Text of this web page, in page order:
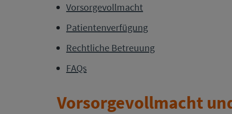
Vorsorgevollmacht
Patientenverfügung
Rechtliche Betreuung
FAQs
Vorsorgevollmacht